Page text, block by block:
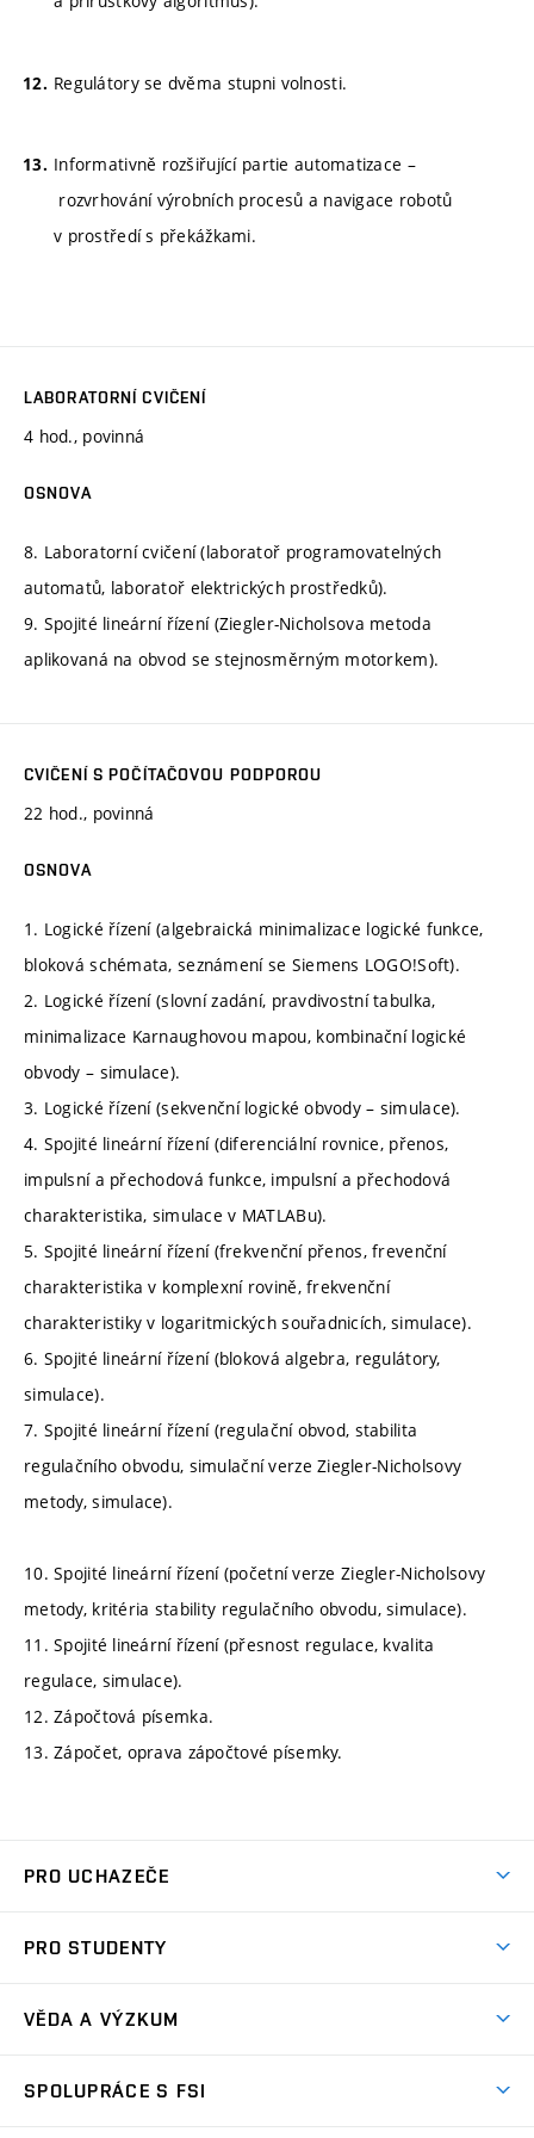
Regulátory se dvěma stupni volnosti.
Informativně rozšiřující partie automatizace –
rozvrhování výrobních procesů a navigace robotů
v prostředí s překážkami.
LABORATORNÍ CVIČENÍ
4 hod., povinná
OSNOVA
8. Laboratorní cvičení (laboratoř programovatelných
automatů, laboratoř elektrických prostředků).
9. Spojité lineární řízení (Ziegler-Nicholsova metoda
aplikovaná na obvod se stejnosměrným motorkem).
CVIČENÍ S POČÍTAČOVOU PODPOROU
22 hod., povinná
OSNOVA
1. Logické řízení (algebraická minimalizace logické funkce,
bloková schémata, seznámení se Siemens LOGO!Soft).
2. Logické řízení (slovní zadání, pravdivostní tabulka,
minimalizace Karnaughovou mapou, kombinační logické
obvody – simulace).
3. Logické řízení (sekvenční logické obvody – simulace).
4. Spojité lineární řízení (diferenciální rovnice, přenos,
impulsní a přechodová funkce, impulsní a přechodová
charakteristika, simulace v MATLABu).
5. Spojité lineární řízení (frekvenční přenos, frevenční
charakteristika v komplexní rovině, frekvenční
charakteristiky v logaritmických souřadnicích, simulace).
6. Spojité lineární řízení (bloková algebra, regulátory,
simulace).
7. Spojité lineární řízení (regulační obvod, stabilita
regulačního obvodu, simulační verze Ziegler-Nicholsovy
metody, simulace).
10. Spojité lineární řízení (početní verze Ziegler-Nicholsovy
metody, kritéria stability regulačního obvodu, simulace).
11. Spojité lineární řízení (přesnost regulace, kvalita
regulace, simulace).
12. Zápočtová písemka.
13. Zápočet, oprava zápočtové písemky.
PRO UCHAZEČE
Ambasadoři studia
Zápisy
PRO STUDENTY
Studijní předpisy
VĚDA A VÝZKUM
SPOLUPRÁCE S FSI